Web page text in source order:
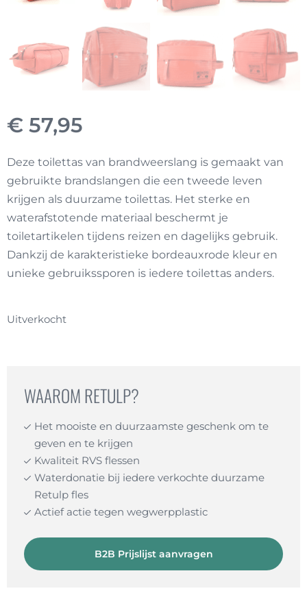
€ 57,95
Deze toilettas van brandweerslang is gemaakt van
gebruikte brandslangen die een tweede leven
krijgen als duurzame toilettas. Het sterke en
waterafstotende materiaal beschermt je
toiletartikelen tijdens reizen en dagelijks gebruik.
Dankzij de karakteristieke bordeauxrode kleur en
unieke gebruikssporen is iedere toilettas anders.
Uitverkocht
WAAROM RETULP?
Het mooiste en duurzaamste geschenk om te
geven en te krijgen
Kwaliteit RVS flessen
Waterdonatie bij iedere verkochte duurzame
Retulp fles
Actief actie tegen wegwerpplastic
B2B Prijslijst aanvragen